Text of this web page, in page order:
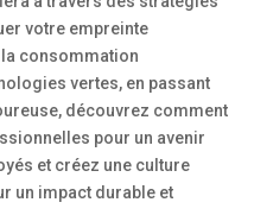
votre empreinte
consommation
vertes, en passant
découvrez comment
pour un avenir
et créez une culture
un impact durable et